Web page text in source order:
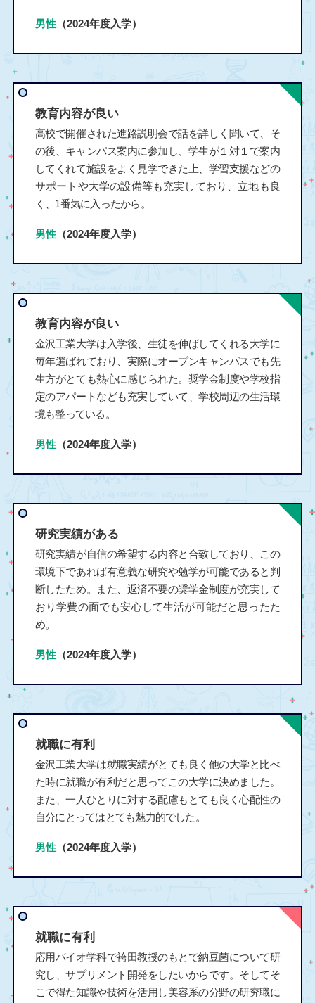
男性（2024年度入学）
教育内容が良い
高校で開催された進路説明会で話を詳しく聞いて、そ
の後、キャンパス案内に参加し、学生が１対１で案内
してくれて施設をよく見学できた上、学習支援などの
サポートや大学の設備等も充実しており、立地も良
く、1番気に入ったから。
男性（2024年度入学）
教育内容が良い
金沢工業大学は入学後、生徒を伸ばしてくれる大学に
毎年選ばれており、実際にオープンキャンパスでも先
生方がとても熱心に感じられた。奨学金制度や学校指
定のアパートなども充実していて、学校周辺の生活環
境も整っている。
男性（2024年度入学）
研究実績がある
研究実績が自信の希望する内容と合致しており、この
環境下であれば有意義な研究や勉学が可能であると判
断したため。また、返済不要の奨学金制度が充実して
おり学費の面でも安心して生活が可能だと思ったた
め。
男性（2024年度入学）
就職に有利
金沢工業大学は就職実績がとても良く他の大学と比べ
た時に就職が有利だと思ってこの大学に決めました。
また、一人ひとりに対する配慮もとても良く心配性の
自分にとってはとても魅力的でした。
男性（2024年度入学）
就職に有利
応用バイオ学科で袴田教授のもとで納豆菌について研
究し、サプリメント開発をしたいからです。そしてそ
こで得た知識や技術を活用し美容系の分野の研究職に